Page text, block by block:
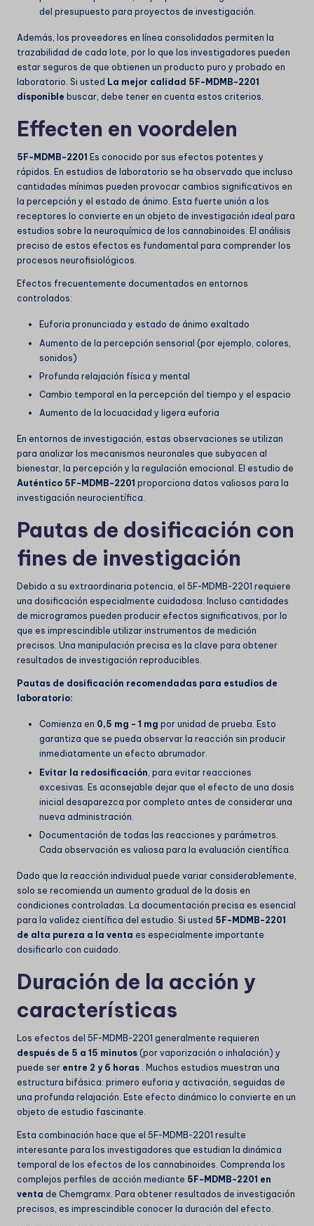
del presupuesto para proyectos de investigación.
Además, los proveedores en línea consolidados permiten la
trazabilidad de cada lote, por lo que los investigadores pueden
estar seguros de que obtienen un producto puro y probado en
laboratorio. Si usted La mejor calidad 5F-MDMB-2201
disponible buscar, debe tener en cuenta estos criterios.
Effecten en voordelen
5F-MDMB-2201 Es conocido por sus efectos potentes y
rápidos. En estudios de laboratorio se ha observado que incluso
cantidades mínimas pueden provocar cambios significativos en
la percepción y el estado de ánimo. Esta fuerte unión a los
receptores lo convierte en un objeto de investigación ideal para
estudios sobre la neuroquímica de los cannabinoides. El análisis
preciso de estos efectos es fundamental para comprender los
procesos neurofisiológicos.
Efectos frecuentemente documentados en entornos
controlados:
Euforia pronunciada y estado de ánimo exaltado
Aumento de la percepción sensorial (por ejemplo, colores,
sonidos)
Profunda relajación física y mental
Cambio temporal en la percepción del tiempo y el espacio
Aumento de la locuacidad y ligera euforia
En entornos de investigación, estas observaciones se utilizan
para analizar los mecanismos neuronales que subyacen al
bienestar, la percepción y la regulación emocional. El estudio de
Auténtico 5F-MDMB-2201 proporciona datos valiosos para la
investigación neurocientífica.
Pautas de dosificación con
fines de investigación
Debido a su extraordinaria potencia, el 5F-MDMB-2201 requiere
una dosificación especialmente cuidadosa. Incluso cantidades
de microgramos pueden producir efectos significativos, por lo
que es imprescindible utilizar instrumentos de medición
precisos. Una manipulación precisa es la clave para obtener
resultados de investigación reproducibles.
Pautas de dosificación recomendadas para estudios de
laboratorio:
Comienza en 0,5 mg - 1 mg por unidad de prueba. Esto
garantiza que se pueda observar la reacción sin producir
inmediatamente un efecto abrumador.
Evitar la redosificación , para evitar reacciones
excesivas. Es aconsejable dejar que el efecto de una dosis
inicial desaparezca por completo antes de considerar una
nueva administración.
Documentación de todas las reacciones y parámetros.
Cada observación es valiosa para la evaluación científica.
Dado que la reacción individual puede variar considerablemente,
solo se recomienda un aumento gradual de la dosis en
condiciones controladas. La documentación precisa es esencial
para la validez científica del estudio. Si usted 5F-MDMB-2201
de alta pureza a la venta es especialmente importante
dosificarlo con cuidado.
Duración de la acción y
características
Los efectos del 5F-MDMB-2201 generalmente requieren
después de 5 a 15 minutos (por vaporización o inhalación) y
puede ser entre 2 y 6 horas . Muchos estudios muestran una
estructura bifásica: primero euforia y activación, seguidas de
una profunda relajación. Este efecto dinámico lo convierte en un
objeto de estudio fascinante.
Esta combinación hace que el 5F-MDMB-2201 resulte
interesante para los investigadores que estudian la dinámica
temporal de los efectos de los cannabinoides. Comprenda los
complejos perfiles de acción mediante 5F-MDMB-2201 en
venta de Chemgramx. Para obtener resultados de investigación
precisos, es imprescindible conocer la duración del efecto.